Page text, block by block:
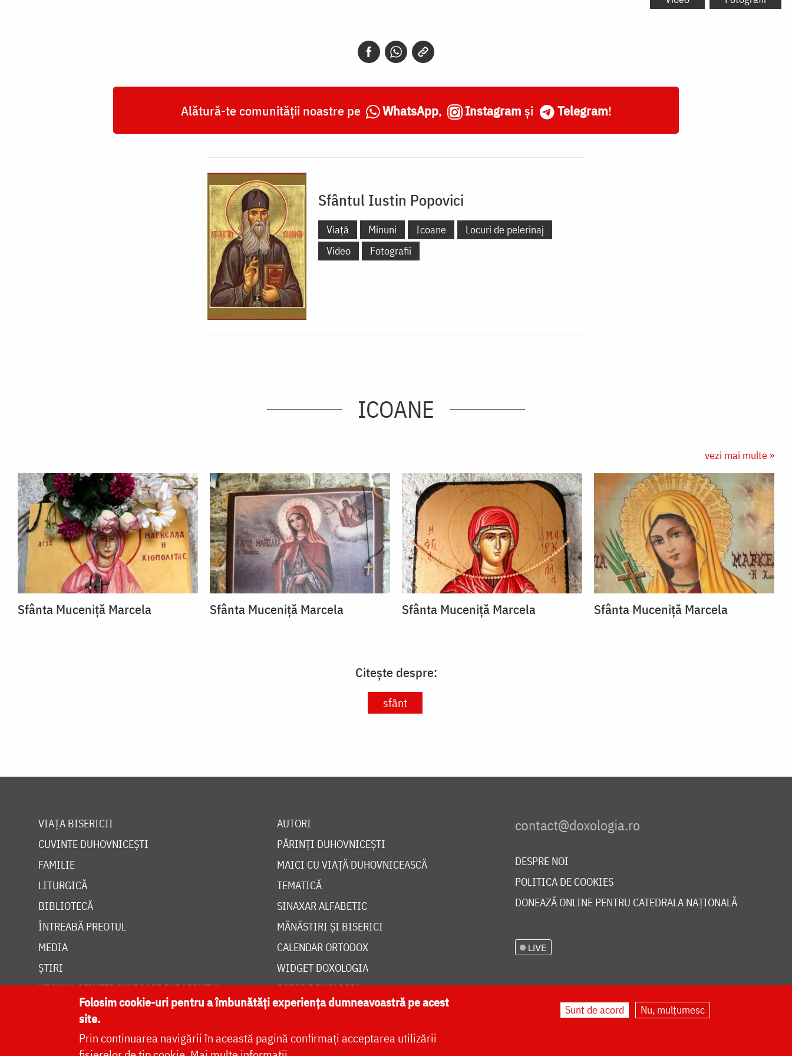
Alătură-te comunității noastre pe WhatsApp, Instagram și Telegram!
Sfântul Iustin Popovici
Viață Minuni Icoane
Locuri de pelerinaj
Video
Fotografii
ICOANE
vezi mai multe »
Sfânta Muceniță Marcela Sfânta Muceniță Marcela Sfânta Muceniță Marcela Sfânta Muceniță Marcela
Citește despre:
sfânt
VIAȚA BISERICII
CUVINTE DUHOVNICEȘTI
FAMILIE
LITURGICĂ
BIBLIOTECĂ
ÎNTREABĂ PREOTUL
MEDIA
ȘTIRI
HRAMUL SFINTEI CUVIOASE PARASCHEVA
AUTORI
PĂRINȚI DUHOVNICEȘTI
MAICI CU VIAȚĂ DUHOVNICEASCĂ
TEMATICĂ
SINAXAR ALFABETIC
MĂNĂSTIRI ȘI BISERICI
CALENDAR ORTODOX
WIDGET DOXOLOGIA
RADIO DOXOLOGIA
DESPRE NOI
POLITICA DE COOKIES
DONEAZĂ ONLINE PENTRU CATEDRALA NAȚIONALĂ
LIVE
Folosim cookie-uri pentru a îmbunătăți experiența dumneavoastră pe acest
site.
Prin continuarea navigării în această pagină confirmați acceptarea utilizării
Sunt de acord Nu, mulțumesc